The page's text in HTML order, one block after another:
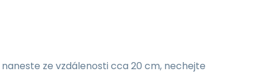
ze vzdálenosti cca 20 cm, nechejte